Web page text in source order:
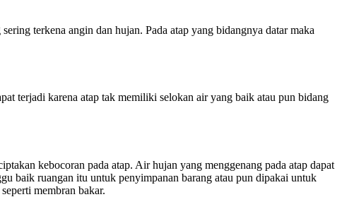
terkena angin dan hujan. Pada atap yang bidangnya datar maka
terjadi karena atap tak memiliki selokan air yang baik atau pun bidang
kebocoran pada atap. Air hujan yang menggenang pada atap dapat
baik ruangan itu untuk penyimpanan barang atau pun dipakai untuk
membran bakar.